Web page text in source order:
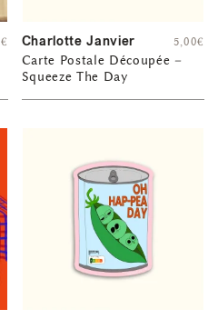
€ Charlotte Janvier
Carte Postale Découpée –
Squeeze The Day
5,00€